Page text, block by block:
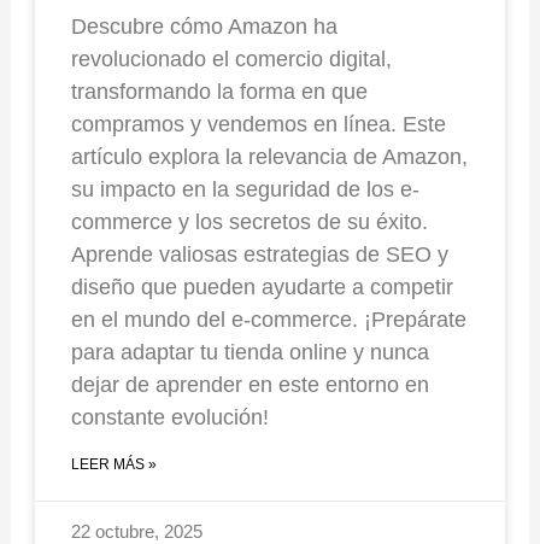
Descubre cómo Amazon ha
revolucionado el comercio digital,
transformando la forma en que
compramos y vendemos en línea. Este
artículo explora la relevancia de Amazon,
su impacto en la seguridad de los e-
commerce y los secretos de su éxito.
Aprende valiosas estrategias de SEO y
diseño que pueden ayudarte a competir
en el mundo del e-commerce. ¡Prepárate
para adaptar tu tienda online y nunca
dejar de aprender en este entorno en
constante evolución!
LEER MÁS »
22 octubre, 2025